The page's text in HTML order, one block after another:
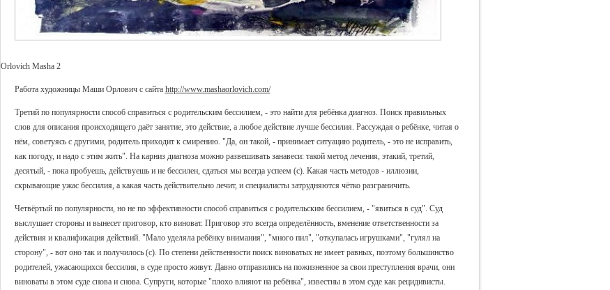
Orlovich Masha 2
Работа художницы Маши Орлович с сайта http://www.mashaorlovich.com/
Третий по популярности способ справиться с родительским бессилием, - это найти для ребёнка диагноз. Поиск правильных
слов для описания происходящего даёт занятие, это действие, а любое действие лучше бессилия. Рассуждая о ребёнке, читая о
нём, советуясь с другими, родитель приходит к смирению. "Да, он такой, - принимает ситуацию родитель, - это не исправить,
как погоду, и надо с этим жить". На карниз диагноза можно развешивать занавеси: такой метод лечения, этакий, третий,
десятый, - пока пробуешь, действуешь и не бессилен, сдаться мы всегда успеем (с). Какая часть методов - иллюзии,
скрывающие ужас бессилия, а какая часть действительно лечит, и специалисты затрудняются чётко разграничить.
Четвёртый по популярности, но не по эффективности способ справиться с родительским бессилием, - "явиться в суд". Суд
выслушает стороны и вынесет приговор, кто виноват. Приговор это всегда определённость, вменение ответственности за
действия и квалификация действий. "Мало уделяла ребёнку внимания", "много пил", "откупалась игрушками", "гулял на
сторону", - вот оно так и получилось (с). По степени действенности поиск виноватых не имеет равных, поэтому большинство
родителей, ужасающихся бессилия, в суде просто живут. Давно отправились на пожизненное за свои преступления врачи, они
виноваты в этом суде снова и снова. Супруги, которые "плохо влияют на ребёнка", известны в этом суде как рецидивисты.